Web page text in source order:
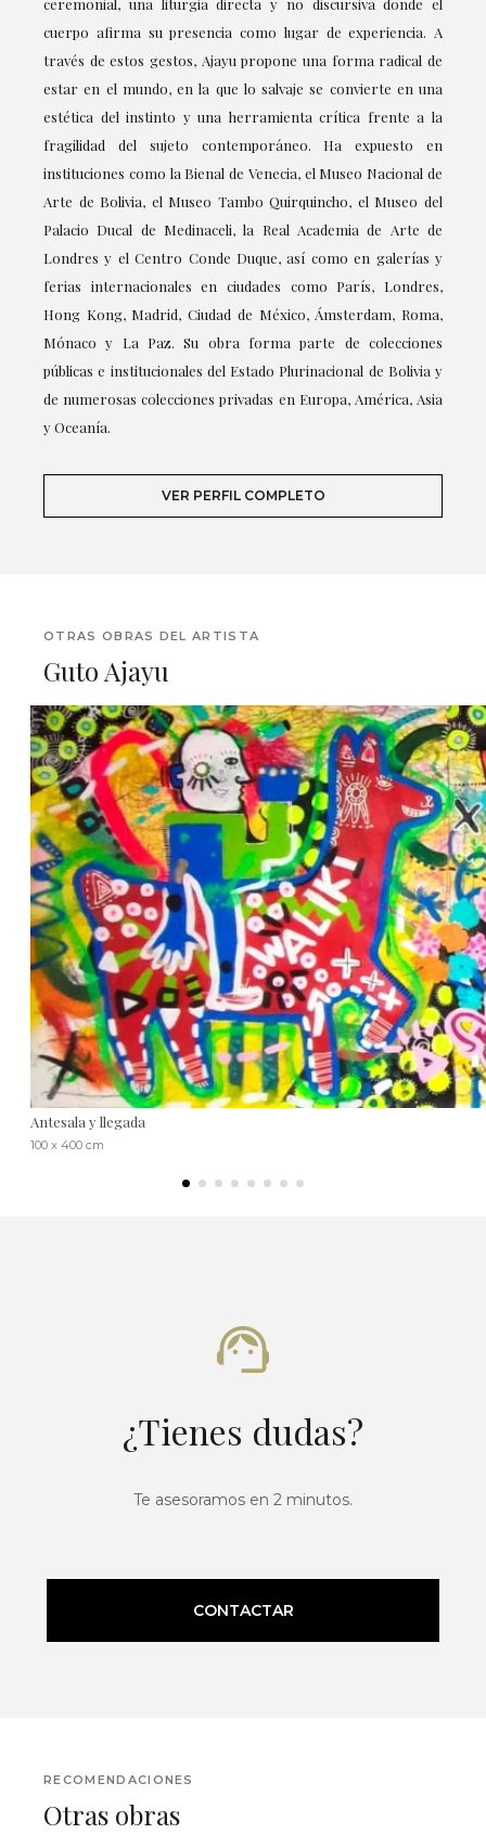
ceremonial, una liturgia directa y no discursiva donde el
cuerpo afirma su presencia como lugar de experiencia. A
través de estos gestos, Ajayu propone una forma radical de
estar en el mundo, en la que lo salvaje se convierte en una
estética del instinto y una herramienta crítica frente a la
fragilidad del sujeto contemporáneo. Ha expuesto en
instituciones como la Bienal de Venecia, el Museo Nacional de
Arte de Bolivia, el Museo Tambo Quirquincho, el Museo del
Palacio Ducal de Medinaceli, la Real Academia de Arte de
Londres y el Centro Conde Duque, así como en galerías y
ferias internacionales en ciudades como París, Londres,
Hong Kong, Madrid, Ciudad de México, Ámsterdam, Roma,
Mónaco y La Paz. Su obra forma parte de colecciones
públicas e institucionales del Estado Plurinacional de Bolivia y
de numerosas colecciones privadas en Europa, América, Asia
y Oceanía.
VER PERFIL COMPLETO
OTRAS OBRAS DEL ARTISTA
Guto Ajayu
Antesala y llegada
100 x 400 cm
¿Tienes dudas?
Te asesoramos en 2 minutos.
CONTACTAR
RECOMENDACIONES
Otras obras